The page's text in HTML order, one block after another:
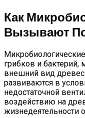
Как
Вызывают
грибков и бактерий,
внешний вид
развиваются в
недостаточной
воздействию на
жизнедеятельности